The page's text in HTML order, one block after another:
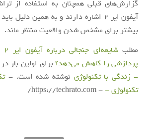
آیفون ایر 2 اشاره دارند و به همین دلیل
بیشتر برای مشخص شدن واقعیت منتظر ماند.
مطلب
پردازشی را کاهش می‌دهد؟برای اولین بار
- زندگی با تکنولوژی نوشته شده است. -
تکنولوژی -- https://techrato.com/